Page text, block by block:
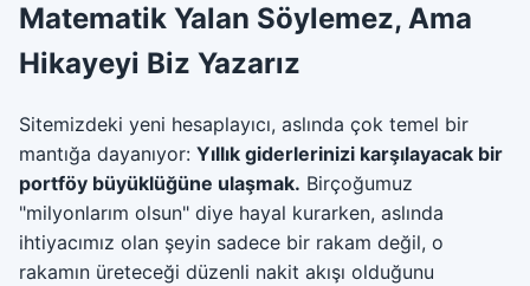
Matematik Yalan Söylemez, Ama
Hikayeyi Biz Yazarız
Sitemizdeki yeni hesaplayıcı, aslında çok temel bir
mantığa dayanıyor: Yıllık giderlerinizi karşılayacak bir
portföy büyüklüğüne ulaşmak. Birçoğumuz
"milyonlarım olsun" diye hayal kurarken, aslında
ihtiyacımız olan şeyin sadece bir rakam değil, o
rakamın üreteceği düzenli nakit akışı olduğunu